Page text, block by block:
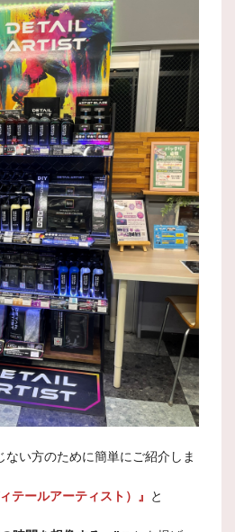
ない方のために簡単にご紹介しま
テールアーティスト）』
と